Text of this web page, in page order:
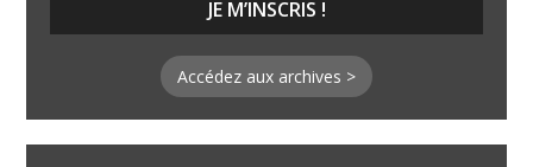
Accédez aux archives >